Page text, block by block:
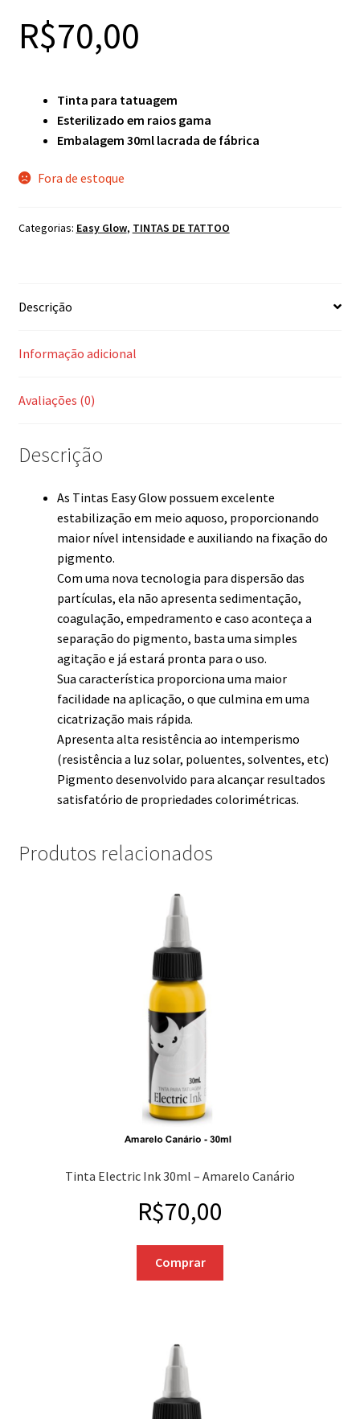
R$70,00
Tinta para tatuagem
Esterilizado em raios gama
Embalagem 30ml lacrada de fábrica
Fora de estoque
Categorias: Easy Glow, TINTAS DE TATTOO
Descrição
Informação adicional
Avaliações (0)
Descrição
As Tintas Easy Glow possuem excelente
estabilização em meio aquoso, proporcionando
maior nível intensidade e auxiliando na fixação do
pigmento.
Com uma nova tecnologia para dispersão das
partículas, ela não apresenta sedimentação,
coagulação, empedramento e caso aconteça a
separação do pigmento, basta uma simples
agitação e já estará pronta para o uso.
Sua característica proporciona uma maior
facilidade na aplicação, o que culmina em uma
cicatrização mais rápida.
Apresenta alta resistência ao intemperismo
(resistência a luz solar, poluentes, solventes, etc)
Pigmento desenvolvido para alcançar resultados
satisfatório de propriedades colorimétricas.
Produtos relacionados
Tinta Electric Ink 30ml – Amarelo Canário
R$70,00
Comprar